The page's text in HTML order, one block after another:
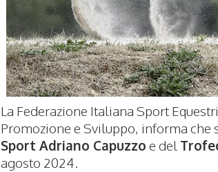
La Federazione Italiana Sport
Promozione e Sviluppo, informa
Sport Adriano Capuzzo e del
agosto 2024.